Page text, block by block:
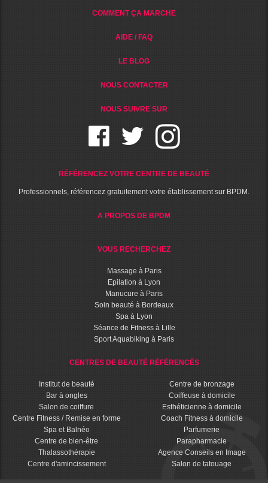
COMMENT ÇA MARCHE
AIDE / FAQ
LE BLOG
NOUS CONTACTER
NOUS SUIVRE SUR
RÉFÉRENCEZ VOTRE CENTRE DE BEAUTÉ
Professionnels, référencez gratuitement votre établissement sur BPDM.
A PROPOS DE BPDM
VOUS RECHERCHEZ
Massage à Paris
Epilation à Lyon
Manucure à Paris
Soin beauté à Bordeaux
Spa à Lyon
Séance de Fitness à Lille
Sport Aquabiking à Paris
CENTRES DE BEAUTÉ RÉFÉRENCÉS
Institut de beauté
Bar à ongles
Salon de coiffure
Centre Fitness / Remise en forme
Spa et Balnéo
Centre de bien-être
Thalassothérapie
Centre d'amincissement
Centre de bronzage
Coiffeuse à domicile
Esthéticienne à domicile
Coach Fitness à domicile
Parfumerie
Parapharmacie
Agence Conseils en Image
Salon de tatouage